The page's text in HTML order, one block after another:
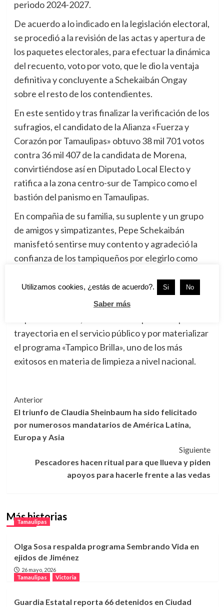
periodo 2024-2027.
De acuerdo a lo indicado en la legislación electoral,
se procedió a la revisión de las actas y apertura de
los paquetes electorales, para efectuar la dinámica
del recuento, voto por voto, que le dio la ventaja
definitiva y concluyente a Schekaibán Ongay
sobre el resto de los contendientes.
En este sentido y tras finalizar la verificación de los
sufragios, el candidato de la Alianza «Fuerza y
Corazón por Tamaulipas» obtuvo 38 mil 701 votos
contra 36 mil 407 de la candidata de Morena,
convirtiéndose así en Diputado Local Electo y
ratifica a la zona centro-sur de Tampico como el
bastión del panismo en Tamaulipas.
En compañia de su familia, su suplente y un grupo
de amigos y simpatizantes, Pepe Schekaibán
manisfetó sentirse muy contento y agradeció la
confianza de los tampiqueños por elegirlo como
la gente en las colonias de Tampico para seguir
trayectoria en el servicio público y por materializar
el programa «Tampico Brilla», uno de los más
exitosos en materia de limpieza a nivel nacional.
Navegación
de
entradas
Anterior
El triunfo de Claudia Sheinbaum ha sido felicitado
por numerosos mandatarios de América Latina,
Europa y Asia
Siguiente
Pescadores hacen ritual para que llueva y piden
apoyos para hacerle frente a las vedas
Más historias
Tamaulipas
Olga Sosa respalda programa Sembrando Vida en
ejidos de Jiménez
26 mayo, 2026
Tamaulipas
Victoria
Guardia Estatal reporta 66 detenidos en Ciudad
Utilizamos cookies, ¿estás de acuerdo?. Si No
Saber más